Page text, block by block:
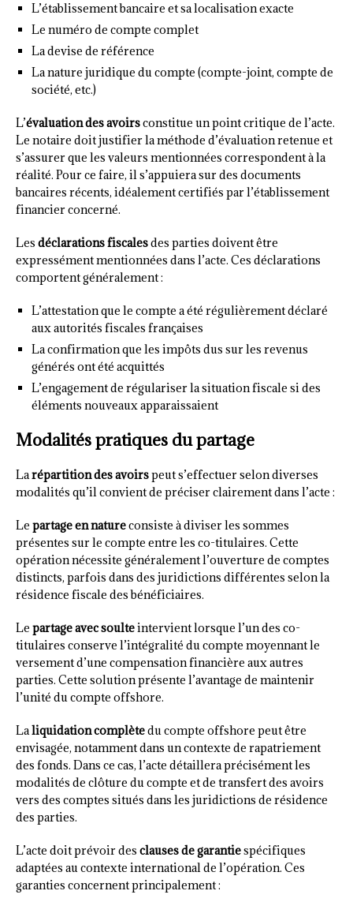
L’établissement bancaire et sa localisation exacte
Le numéro de compte complet
La devise de référence
La nature juridique du compte (compte-joint, compte de
société, etc.)
L’évaluation des avoirsconstitue un point critique de l’acte.
Le notaire doit justifier la méthode d’évaluation retenue et
s’assurer que les valeurs mentionnées correspondent à la
réalité. Pour ce faire, il s’appuiera sur des documents
bancaires récents, idéalement certifiés par l’établissement
financier concerné.
Les déclarations fiscalesdes parties doivent être
expressément mentionnées dans l’acte. Ces déclarations
comportent généralement :
L’attestation que le compte a été régulièrement déclaré
aux autorités fiscales françaises
La confirmation que les impôts dus sur les revenus
générés ont été acquittés
L’engagement de régulariser la situation fiscale si des
éléments nouveaux apparaissaient
Modalités pratiques du partage
Larépartition des avoirspeut s’effectuer selon diverses
modalités qu’il convient de préciser clairement dans l’acte :
Le partage en natureconsiste à diviser les sommes
présentes sur le compte entre les co-titulaires. Cette
opération nécessite généralement l’ouverture de comptes
distincts, parfois dans des juridictions différentes selon la
résidence fiscale des bénéficiaires.
Le partage avec soulteintervient lorsque l’un des co-
titulaires conserve l’intégralité du compte moyennant le
versement d’une compensation financière aux autres
parties. Cette solution présente l’avantage de maintenir
l’unité du compte offshore.
Laliquidation complètedu compte offshore peut être
envisagée, notamment dans un contexte de rapatriement
des fonds. Dans ce cas, l’acte détaillera précisément les
modalités de clôture du compte et de transfert des avoirs
vers des comptes situés dans les juridictions de résidence
des parties.
L’acte doit prévoir des clauses de garantiespécifiques
adaptées au contexte international de l’opération. Ces
garanties concernent principalement :